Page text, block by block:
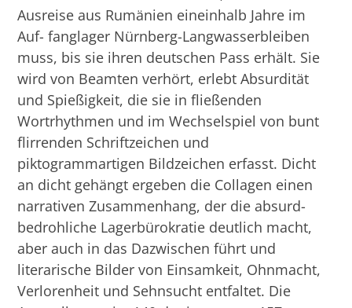
Ausreise aus Rumänien eineinhalb Jahre im
Auf- fanglager Nürnberg-Langwasserbleiben
muss, bis sie ihren deutschen Pass erhält. Sie
wird von Beamten verhört, erlebt Absurdität
und Spießigkeit, die sie in fließenden
Wortrhythmen und im Wechselspiel von bunt
flirrenden Schriftzeichen und
piktogrammartigen Bildzeichen erfasst. Dicht
an dicht gehängt ergeben die Collagen einen
narrativen Zusammenhang, der die absurd-
bedrohliche Lagerbürokratie deutlich macht,
aber auch in das Dazwischen führt und
literarische Bilder von Einsamkeit, Ohnmacht,
Verlorenheit und Sehnsucht entfaltet. Die